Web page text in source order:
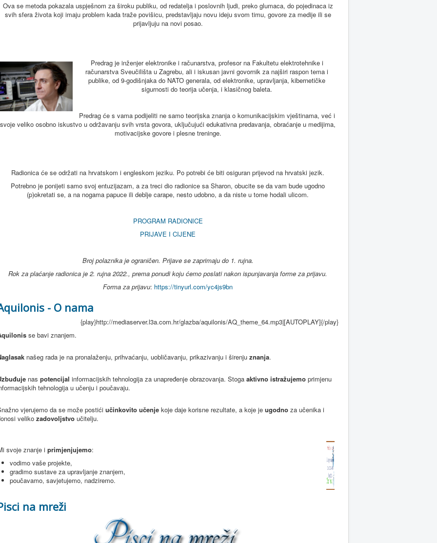
Ova se metoda pokazala uspješnom za široku publiku, od redatelja i poslovnih ljudi, preko glumaca, do pojedinaca iz
svih sfera života koji imaju problem kada traže povišicu, predstavljaju novu ideju svom timu, govore za medije ili se
prijavljuju na novi posao.
Predrag je inženjer elektronike i računarstva, profesor na Fakultetu elektrotehnike i
računarstva Sveučilišta u Zagrebu, ali i iskusan javni govornik za najširi raspon tema i
publike, od 9-godišnjaka do NATO generala, od elektronike, upravljanja, kibernetičke
sigurnosti do teorija učenja, i klasičnog baleta.
Predrag će s vama podijeliti ne samo teorijska znanja o komunikacijskim vještinama, već i
svoje veliko osobno iskustvo u održavanju svih vrsta govora, uključujući edukativna predavanja, obraćanje u medijima,
motivacijske govore i plesne treninge.
Radionica će se održati na hrvatskom i engleskom jeziku. Po potrebi će biti osiguran prijevod na hrvatski jezik.
Potrebno je ponijeti samo svoj entuzijazam, a za treci dio radionice sa Sharon, obucite se da vam bude ugodno
(p)okretati se, a na nogama papuce ili deblje carape, nesto udobno, a da niste u tome hodali ulicom.
PROGRAM RADIONICE
PRIJAVE I CIJENE
Broj polaznika je ograničen. Prijave se zaprimaju do 1. rujna.
Rok za plaćanje radionica je 2. rujna 2022., prema ponudi koju ćemo poslati nakon ispunjavanja forme za prijavu.
Forma za prijavu: https://tinyurl.com/yc4js9bn
- O nama
{play}http://mediaserver.l3a.com.hr/glazba/aquilonis/AQ_theme_64.mp3|[AUTOPLAY]{/play}
se bavi znanjem.
našeg rada je na pronalaženju, prihvaćanju, uobličavanju, prikazivanju i širenju znanja.
nas potencijal informacijskih tehnologija za unapređenje obrazovanja. Stoga aktivno istražujemo primjenu
tehnologija u učenju i poučavaju.
vjerujemo da se može postići učinkovito učenje koje daje korisne rezultate, a koje je ugodno za učenika i
veliko zadovoljstvo učitelju.
svoje znanje i primjenjujemo:
vodimo vaše projekte,
gradimo sustave za upravljanje znanjem,
poučavamo, savjetujemo, nadziremo.
na mreži